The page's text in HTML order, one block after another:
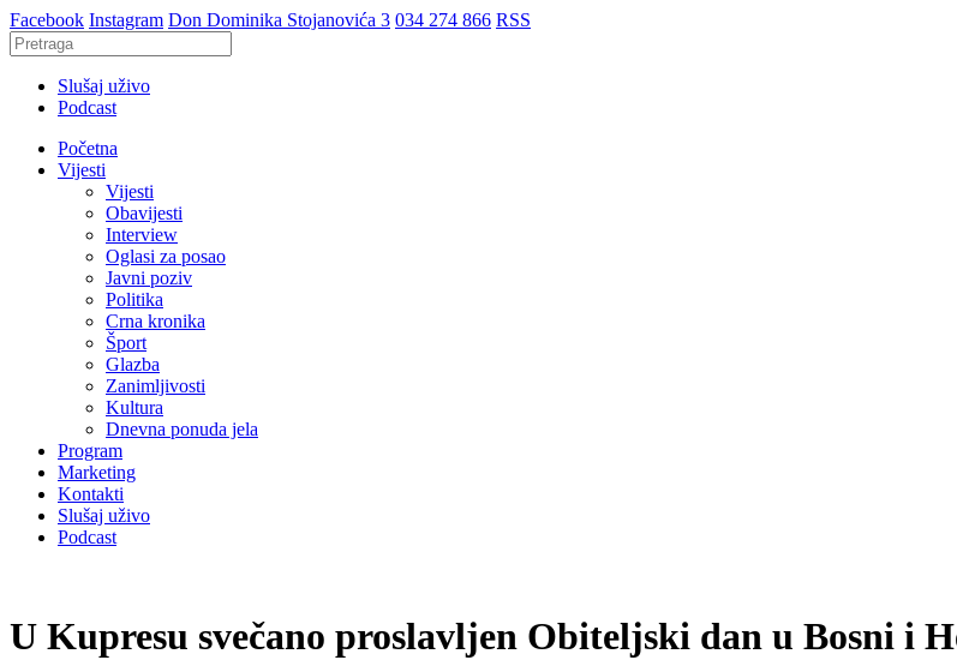
Facebook Instagram Don Dominika Stojanovića 3 034 274 866 RSS
Slušaj uživo
Podcast
Početna
Vijesti
Vijesti
Obavijesti
Interview
Oglasi za posao
Javni poziv
Politika
Crna kronika
Šport
Glazba
Zanimljivosti
Kultura
Dnevna ponuda jela
Program
Marketing
Kontakti
Slušaj uživo
Podcast
U Kupresu svečano proslavljen Obiteljski dan u Bosni i